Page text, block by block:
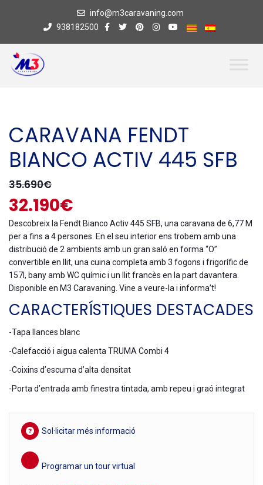
info@m3caravaning.com
938182500
CARAVANA FENDT
BIANCO ACTIV 445 SFB
35.690€
32.190€
Descobreix la Fendt Bianco Activ 445 SFB, una caravana de 6,77 M
per a fins a 4 persones. En el seu interior ens trobem amb una
distribució de 2 ambients amb un gran saló en forma “O”
convertible en llit, una cuina completa amb 3 fogons i frigorífic de
157l, bany amb WC químic i un llit francès en la part davantera.
Disponible en M3 Caravaning. Vine a veure-la i informa’t!
CARACTERÍSTIQUES DESTACADES
-Tapa llances blanc
-Calefacció i aigua calenta TRUMA Combi 4
-Coixins d’escuma d’alta densitat
-Porta d’entrada amb finestra tintada, amb repeu i graó integrat
Sol·licitar més informació
Programar un tour virtual